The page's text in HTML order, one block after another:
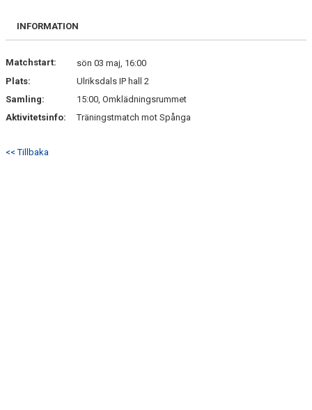
VÅRA LAG KONTAKT
FÖRSÄKRING/AVGIFTER
DOKUMENT
INFORMATION
Matchstart:
sön 03 maj, 16:00
Plats:
Ulriksdals IP hall 2
Samling:
15:00, Omklädningsrummet
Aktivitetsinfo:
Träningstmatch mot Spånga
<< Tillbaka